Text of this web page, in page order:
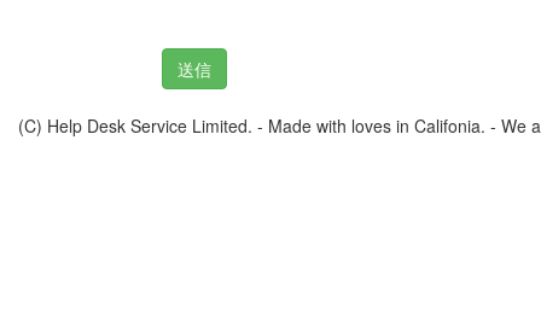
(C) Help Desk Service Limited. - Made with loves in Califonia. -